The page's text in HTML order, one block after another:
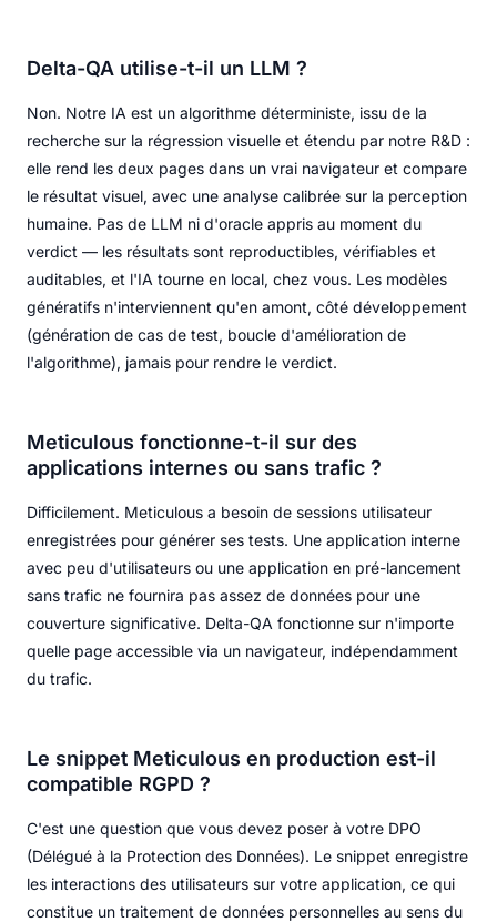
Delta-QA utilise-t-il un LLM ?
Non. Notre IA est un algorithme déterministe, issu de la
recherche sur la régression visuelle et étendu par notre R&D :
elle rend les deux pages dans un vrai navigateur et compare
le résultat visuel, avec une analyse calibrée sur la perception
humaine. Pas de LLM ni d'oracle appris au moment du
verdict — les résultats sont reproductibles, vérifiables et
auditables, et l'IA tourne en local, chez vous. Les modèles
génératifs n'interviennent qu'en amont, côté développement
(génération de cas de test, boucle d'amélioration de
l'algorithme), jamais pour rendre le verdict.
Meticulous fonctionne-t-il sur des
applications internes ou sans trafic ?
Difficilement. Meticulous a besoin de sessions utilisateur
enregistrées pour générer ses tests. Une application interne
avec peu d'utilisateurs ou une application en pré-lancement
sans trafic ne fournira pas assez de données pour une
couverture significative. Delta-QA fonctionne sur n'importe
quelle page accessible via un navigateur, indépendamment
du trafic.
Le snippet Meticulous en production est-il
compatible RGPD ?
C'est une question que vous devez poser à votre DPO
(Délégué à la Protection des Données). Le snippet enregistre
les interactions des utilisateurs sur votre application, ce qui
constitue un traitement de données personnelles au sens du